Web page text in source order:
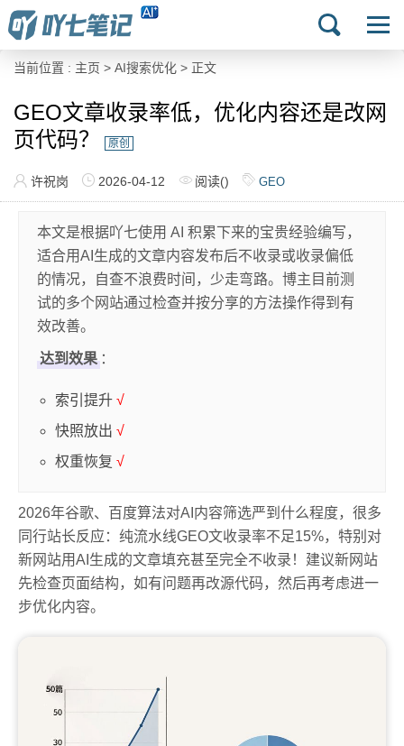
当前位置 : 主页 > AI搜索优化 > 正文
GEO文章收录率低，优化内容还是改网
页代码？
原创
许祝岗 2026-04-12 阅读() GEO
本文是根据吖七使用 AI 积累下来的宝贵经验编写，
适合用AI生成的文章内容发布后不收录或收录偏低
的情况，自查不浪费时间，少走弯路。博主目前测
试的多个网站通过检查并按分享的方法操作得到有
效改善。
达到效果 ：
索引提升 √
快照放出 √
权重恢复 √
2026年谷歌、百度算法对AI内容筛选严到什么程度，很多
同行站长反应：纯流水线GEO文收录率不足15%，特别对
新网站用AI生成的文章填充甚至完全不收录！建议新网站
先检查页面结构，如有问题再改源代码，然后再考虑进一
步优化内容。